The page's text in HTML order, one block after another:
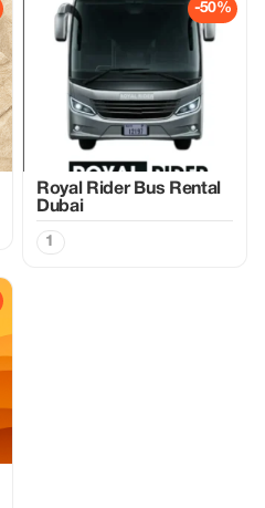
-50%
Royal Rider Bus Rental
Dubai
1